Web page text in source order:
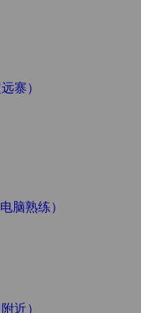
寨）
脑熟练）
近）